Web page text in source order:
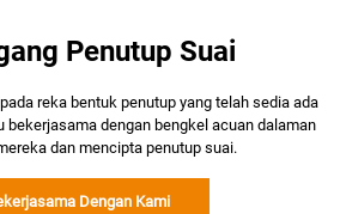
Penutup Suai
reka bentuk penutup yang telah sedia ada
bekerjasama dengan bengkel acuan dalaman
dan mencipta penutup suai.
Dengan Kami